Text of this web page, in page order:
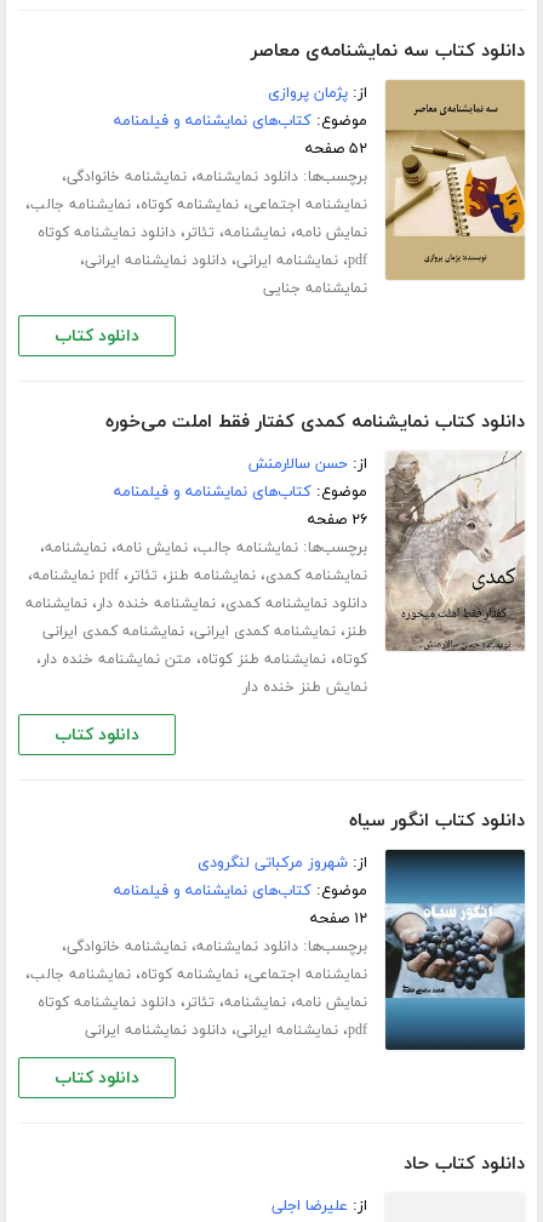
دانلود کتاب سه نمایشنامه‌ی معاصر
از:پژمان پروازی
موضوع:کتاب‌های نمایشنامه و فیلمنامه
۵۲ صفحه
برچسب‌ها:دانلود نمایشنامه،نمایشنامه خانوادگی،
نمایشنامه اجتماعی،نمایشنامه کوتاه،نمایشنامه جالب،
نمایش نامه،نمایشنامه، تئاتر،دانلود نمایشنامه کوتاه
pdf،نمایشنامه ایرانی،دانلود نمایشنامه ایرانی،
نمایشنامه جنایی
دانلود کتاب
دانلود کتاب نمایشنامه کمدی کفتار فقط املت می‌خوره
از:حسن سالارمنش
موضوع:کتاب‌های نمایشنامه و فیلمنامه
۲۶ صفحه
برچسب‌ها:نمایشنامه جالب،نمایش نامه،نمایشنامه،
نمایشنامه کمدی،نمایشنامه طنز، تئاتر،pdf نمایشنامه ،
دانلود نمایشنامه کمدی،نمایشنامه خنده دار،نمایشنامه
طنز،نمایشنامه کمدی ایرانی،نمایشنامه کمدی ایرانی
کوتاه،نمایشنامه طنز کوتاه، متن نمایشنامه خنده دار،
نمایش طنز خنده دار
دانلود کتاب
دانلود کتاب انگور سیاه
از:شهروز مرکباتی لنگرودی
موضوع:کتاب‌های نمایشنامه و فیلمنامه
۱۲ صفحه
برچسب‌ها:دانلود نمایشنامه،نمایشنامه خانوادگی،
نمایشنامه اجتماعی،نمایشنامه کوتاه،نمایشنامه جالب،
نمایش نامه،نمایشنامه، تئاتر،دانلود نمایشنامه کوتاه
pdf،نمایشنامه ایرانی،دانلود نمایشنامه ایرانی
دانلود کتاب
دانلود کتاب حاد
از: علیرضا اجلی